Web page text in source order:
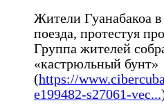
Жители Гуанабакоа
поезда, протестуя
Группа жителей
«кастрюльный бунт»
(https://
e199482-s27061-vec...